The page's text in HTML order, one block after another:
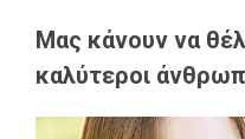
Μας κάνουν να
καλύτεροι